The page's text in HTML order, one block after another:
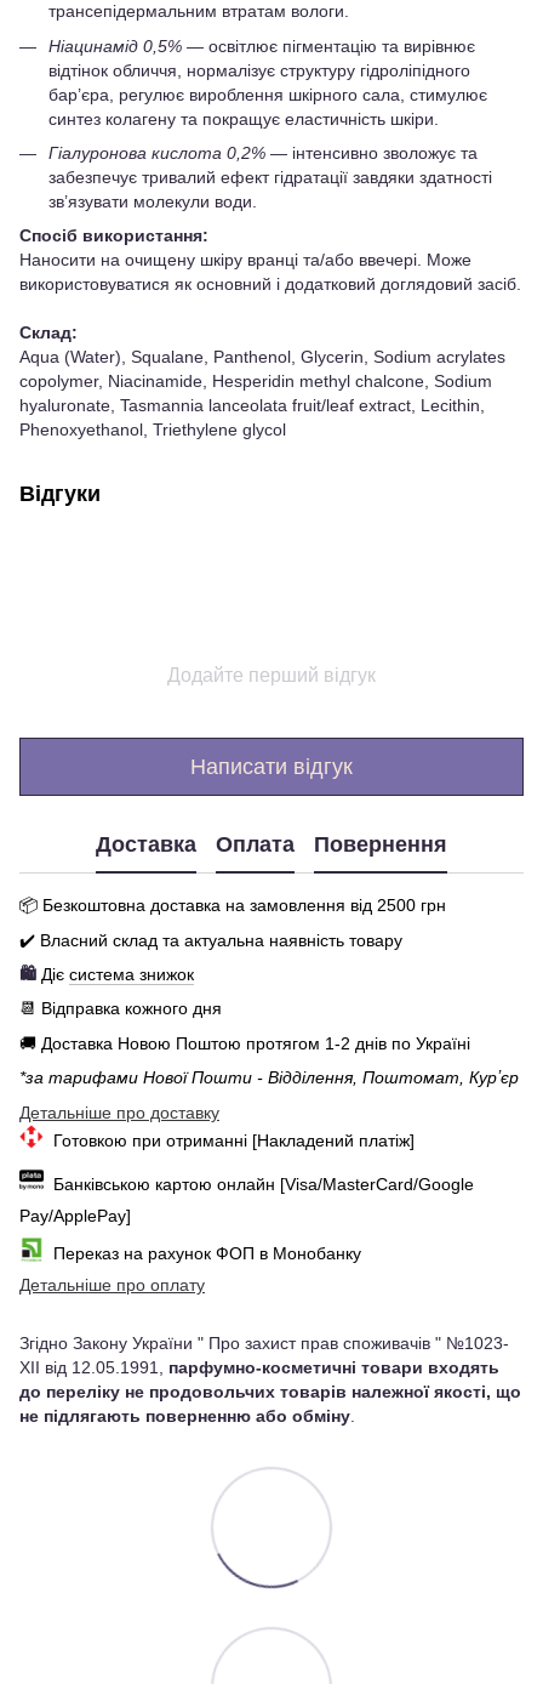
трансепідермальним втратам вологи.
Ніацинамід 0,5% — освітлює пігментацію та вирівнює
відтінок обличчя, нормалізує структуру гідроліпідного
бар’єра, регулює вироблення шкірного сала, стимулює
синтез колагену та покращує еластичність шкіри.
Гіалуронова кислота 0,2% — інтенсивно зволожує та
забезпечує тривалий ефект гідратації завдяки здатності
зв’язувати молекули води.
Спосіб використання:
Наносити на очищену шкіру вранці та/або ввечері. Може
використовуватися як основний і додатковий доглядовий засіб.
Склад:
Aqua (Water), Squalane, Panthenol, Glycerin, Sodium acrylates
copolymer, Niacinamide, Hesperidin methyl chalcone, Sodium
hyaluronate, Tasmannia lanceolata fruit/leaf extract, Lecithin,
Phenoxyethanol, Triethylene glycol
Відгуки
Додайте перший відгук
Написати відгук
Доставка Оплата Повернення
📦 Безкоштовна доставка на замовлення від 2500 грн
✔️ Власний склад та актуальна наявність товару
🛍️ Діє система знижок
📆 Відправка кожного дня
🚚 Доставка Новою Поштою протягом 1-2 днів по Україні
*за тарифами Нової Пошти - Відділення, Поштомат, Курʼєр
Детальніше про доставку
Готовкою при отриманні [Накладений платіж]
Банківською картою онлайн [Visa/MasterCard/Google
Pay/ApplePay]
Переказ на рахунок ФОП в Монобанку
Детальніше про оплату
Згідно Закону України " Про захист прав споживачів " №1023-
XII від 12.05.1991, парфумно-косметичні товари входять
до переліку не продовольчих товарів належної якості, що
не підлягають поверненню або обміну